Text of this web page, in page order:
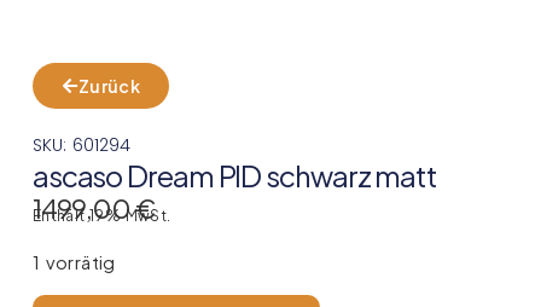
Zurück
SKU: 601294
ascaso Dream PID schwarz matt
1499,00€
Enthält 19% MwSt.
1 vorrätig